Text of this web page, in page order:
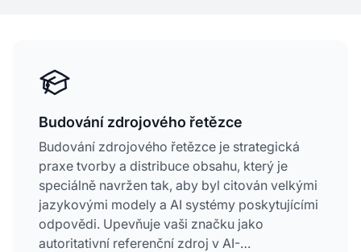
Budování zdrojového řetězce
Budování zdrojového řetězce je strategická
praxe tvorby a distribuce obsahu, který je
speciálně navržen tak, aby byl citován velkými
jazykovými modely a AI systémy poskytujícími
odpovědi. Upevňuje vaši značku jako
autoritativní referenční zdroj v AI-